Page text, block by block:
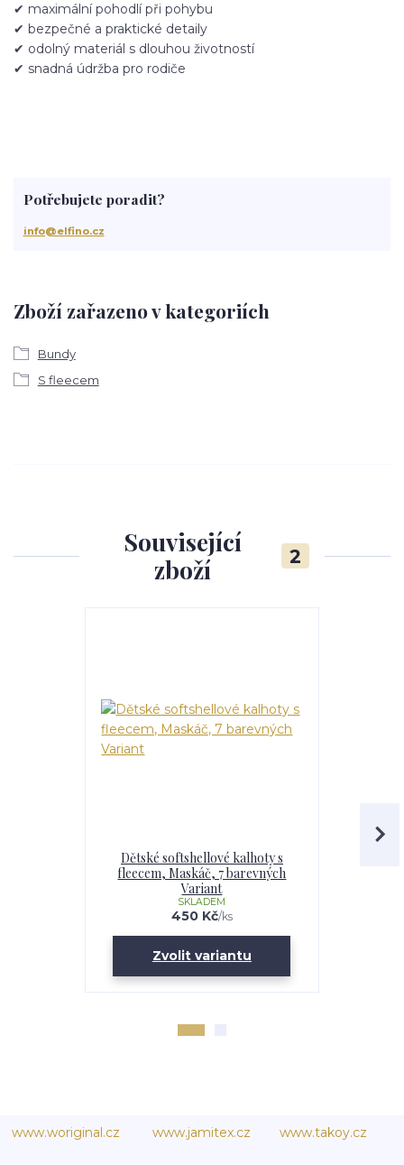
✔ maximální pohodlí při pohybu
✔ bezpečné a praktické detaily
✔ odolný materiál s dlouhou životností
✔ snadná údržba pro rodiče
Zboží zařazeno v kategoriích
Bundy
S fleecem
Potřebujete poradit?
info@elfino.cz
Související
zboží
2
Dětské softshellové kalhoty s
fleecem, Maskáč, 7 barevných
Variant
450 Kč/ks
SKLADEM
Zvolit variantu
www.woriginal.cz www.jamitex.cz www.takoy.cz